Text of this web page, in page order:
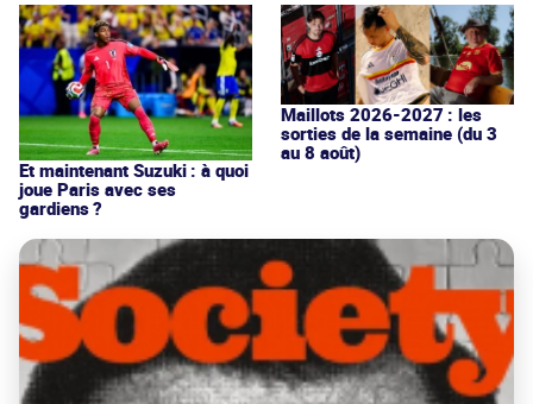
Et maintenant Suzuki : à quoi
joue Paris avec ses
gardiens ?
Maillots 2026-2027 : les
sorties de la semaine (du 3
au 8 août)